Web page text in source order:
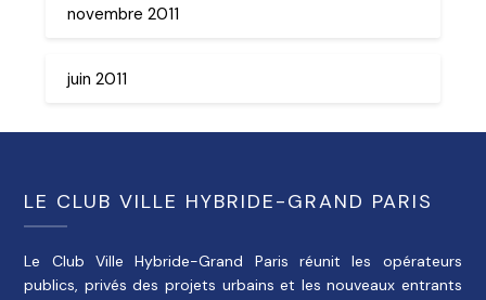
novembre 2011
juin 2011
LE CLUB VILLE HYBRIDE-GRAND PARIS
Le Club Ville Hybride-Grand Paris réunit les opérateurs
publics, privés des projets urbains et les nouveaux entrants